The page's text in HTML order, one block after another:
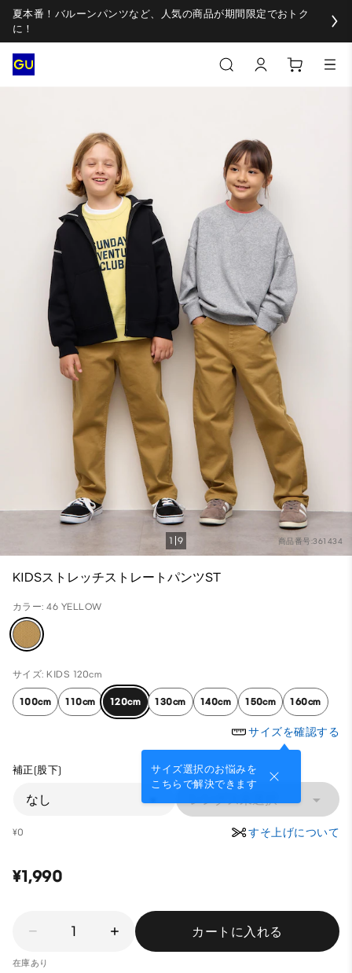
夏本番！バルーンパンツなど、人気の商品が期間限定でおトク
に！
商品番号:361434
1 9
KIDSストレッチストレートパンツST
カラー: 46 YELLOW
サイズ: KIDS 120cm
100cm 110cm 120cm 130cm 140cm 150cm 160cm
サイズを確認する
サイズ選択のお悩みを
こちらで解決できます
補正(股下)
なし レングス未選択
¥0 すそ上げについて
¥1,990
1 カートに入れる
在庫あり